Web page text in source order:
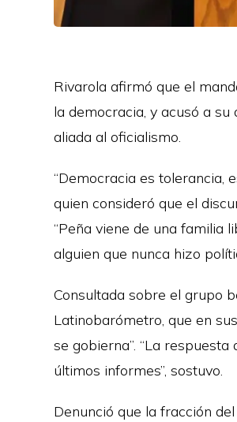
Rivarola afirmó que el
la democracia, y acusó a
aliada al oficialismo.
“Democracia es tolerancia,
quien consideró que el
“Peña viene de una familia
alguien que nunca hizo
Consultada sobre el grupo
Latinobarómetro, que en
se gobierna”. “La
últimos informes”, sostuvo.
Denunció que la fracción